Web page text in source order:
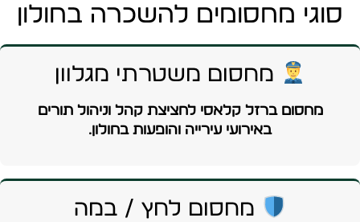
סוגי מחסומים להשכרה בחולון
מחסום משטרתי מגלוון
מחסום ברזל קלאסי לחציצת קהל וניהול תורים
באירועי עירייה והופעות בחולון.
מחסום לחץ / במה